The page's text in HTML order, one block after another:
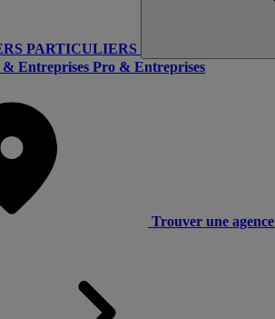
PARTICULIERS
& Entreprises Pro & Entreprises
Trouver une agence